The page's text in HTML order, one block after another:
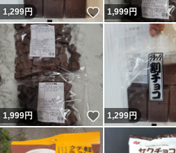
1,299円 いいね！
1,999円
1,999円 いいね！
1,299円